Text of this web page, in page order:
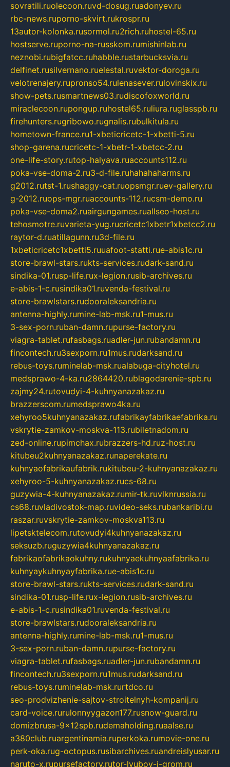
sovratili.ruolecoon.ruvd-dosug.ruadonyev.ru
rbc-news.ruporno-skvirt.rukrospr.ru
13autor-kolonka.rusormol.ru2rich.ruhostel-65.ru
hostserve.ruporno-na-russkom.rumishinlab.ru
neznobi.rubigfatcc.ruhabble.rustarbucksvia.ru
delfinet.rusilvernano.ruelestal.ruvektor-doroga.ru
velotrenajery.rupronso54.rulenasever.rulovinskix.ru
show-pets.rusmartnews03.rudiscofoxworld.ru
miraclecoon.rupongup.ruhostel65.ruliura.ruglasspb.ru
firehunters.rugribowo.rugnalis.rubulkitula.ru
hometown-france.ru1-xbeticricetc-1-xbetti-5.ru
shop-garena.rucricetc-1-xbetr-1-xbetcc-2.ru
one-life-story.rutop-halyava.ruaccounts112.ru
poka-vse-doma-2.ru3-d-file.ruhahahaharms.ru
g2012.rutst-1.rushaggy-cat.ruopsmgr.ruev-gallery.ru
g-2012.ruops-mgr.ruaccounts-112.rucsm-demo.ru
poka-vse-doma2.ruairgungames.ruallseo-host.ru
tehosmotre.ruvarieta-yug.rucricetc1xbetr1xbetcc2.ru
raytor-d.ruatillagunn.ru3d-file.ru
1xbeticricetc1xbetti5.ruuafoot-statti.rue-abis1c.ru
store-brawl-stars.rukts-services.rudark-sand.ru
sindika-01.rusp-life.rux-legion.rusib-archives.ru
e-abis-1-c.rusindika01.ruvenda-festival.ru
store-brawlstars.rudooraleksandria.ru
antenna-highly.rumine-lab-msk.ru1-mus.ru
3-sex-porn.ruban-damn.rupurse-factory.ru
viagra-tablet.rufasbags.ruadler-jun.rubandamn.ru
fincontech.ru3sexporn.ru1mus.rudarksand.ru
rebus-toys.ruminelab-msk.rualabuga-cityhotel.ru
medsprawo-4-ka.ru2864420.rublagodarenie-spb.ru
zajmy24.rutovudyi-4-kuhnyanazakaz.ru
brazzerscom.rumedsprawo4ka.ru
xehyroo5kuhnyanazakaz.rufabrikayfabrikaefabrika.ru
vskrytie-zamkov-moskva-113.rubiletnadom.ru
zed-online.rupimchax.rubrazzers-hd.ruz-host.ru
kitubeu2kuhnyanazakaz.runaperekate.ru
kuhnyaofabrikaufabrik.rukitubeu-2-kuhnyanazakaz.ru
xehyroo-5-kuhnyanazakaz.rucs-68.ru
guzywia-4-kuhnyanazakaz.rumir-tk.ruvlknrussia.ru
cs68.ruvladivostok-map.ruvideo-seks.rubankaribi.ru
raszar.ruvskrytie-zamkov-moskva113.ru
lipetsktelecom.rutovudyi4kuhnyanazakaz.ru
seksuzb.ruguzywia4kuhnyanazakaz.ru
fabrikaofabrikaokuhny.rukuhnyaekuhnyaafabrika.ru
kuhnyaykuhnyayfabrika.rue-abis1c.ru
store-brawl-stars.rukts-services.rudark-sand.ru
sindika-01.rusp-life.rux-legion.rusib-archives.ru
e-abis-1-c.rusindika01.ruvenda-festival.ru
store-brawlstars.rudooraleksandria.ru
antenna-highly.rumine-lab-msk.ru1-mus.ru
3-sex-porn.ruban-damn.rupurse-factory.ru
viagra-tablet.rufasbags.ruadler-jun.rubandamn.ru
fincontech.ru3sexporn.ru1mus.rudarksand.ru
rebus-toys.ruminelab-msk.rurtdco.ru
seo-prodvizhenie-sajtov-stroitelnyh-kompanij.ru
card-voice.rurulonnyygazon177.rusnow-guard.ru
domizbrusa-9x12spb.rudemaholding.ruaalse.ru
a380club.ruargentinamia.ruperkoka.rumovie-one.ru
perk-oka.rug-octopus.rusibarchives.ruandreislyusar.ru
naruto-x.rupursefactory.rutor-lyubov-i-grom.ru